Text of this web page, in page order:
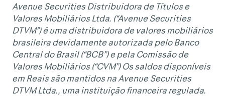
Avenue Securities Distribuidora de Títulos e
Valores Mobiliários Ltda. (“Avenue Securities
DTVM”) é uma distribuidora de valores mobiliários
brasileira devidamente autorizada pelo Banco
Central do Brasil (“BCB”) e pela Comissão de
Valores Mobiliários (“CVM”) Os saldos disponíveis
em Reais são mantidos na Avenue Securities
DTVM Ltda., uma instituição financeira regulada.